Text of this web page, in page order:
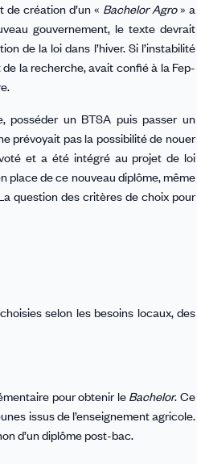
de création d’un « Bachelor Agro» a
gouvernement, le texte devrait
de la loi dans l’hiver. Si l’instabilité
la recherche, avait confié à la Fep-
posséder un BTSA puis passer un
prévoyait pas la possibilité de nouer
et a été intégré au projet de loi
place de ce nouveau diplôme, même
question des critères de choix pour
selon les besoins locaux, des
pour obtenir le Bachelor. Ce
issus de l’enseignement agricole.
d’un diplôme post-bac.